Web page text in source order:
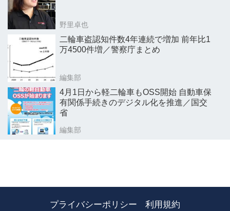
野里卓也
二輪車盗認知件数4年連続で増加 前年比1
万4500件増／警察庁まとめ
編集部
4月1日から軽二輪車もOSS開始 自動車保
有関係手続きのデジタル化を推進／国交
省
編集部
プライバシーポリシー 利用規約